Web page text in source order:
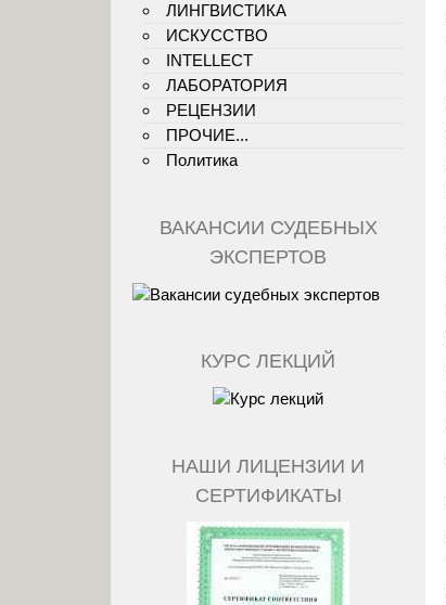
ЛИНГВИСТИКА
ИСКУССТВО
INTELLECT
ЛАБОРАТОРИЯ
РЕЦЕНЗИИ
ПРОЧИЕ...
Политика
ВАКАНСИИ СУДЕБНЫХ
ЭКСПЕРТОВ
КУРС ЛЕКЦИЙ
НАШИ ЛИЦЕНЗИИ И
СЕРТИФИКАТЫ